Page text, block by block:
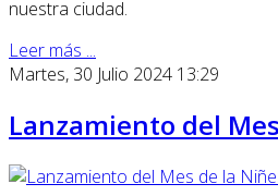
nuestra ciudad.
Leer más ...
Martes, 30 Julio 2024 13:29
Lanzamiento del